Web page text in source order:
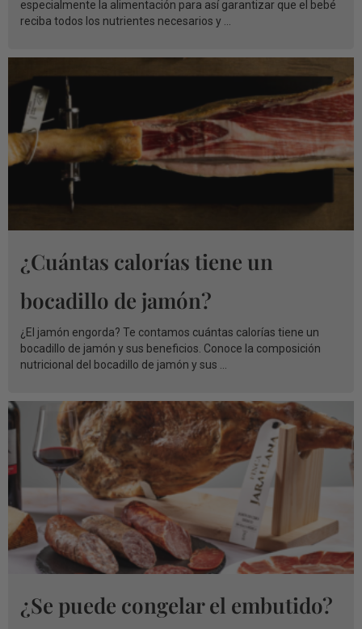
especialmente la alimentación para así garantizar que el bebé
reciba todos los nutrientes necesarios y ...
¿Cuántas calorías tiene un
bocadillo de jamón?
¿El jamón engorda? Te contamos cuántas calorías tiene un
bocadillo de jamón y sus beneficios. Conoce la composición
nutricional del bocadillo de jamón y sus ...
¿Se puede congelar el embutido?